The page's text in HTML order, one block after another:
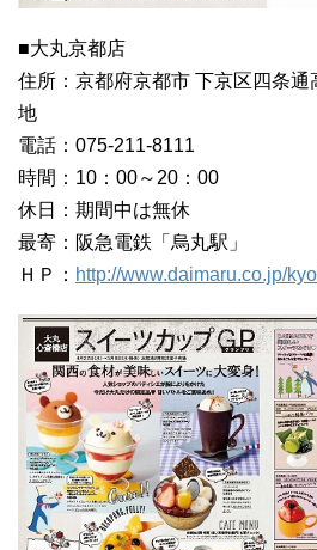
■大丸京都店
住所：京都府京都市 下京区四条
地
電話：075-211-8111
時間：10：00～20：00
休日：期間中は無休
最寄：阪急電鉄「烏丸駅」
ＨＰ： http://www.daimaru.co.jp/